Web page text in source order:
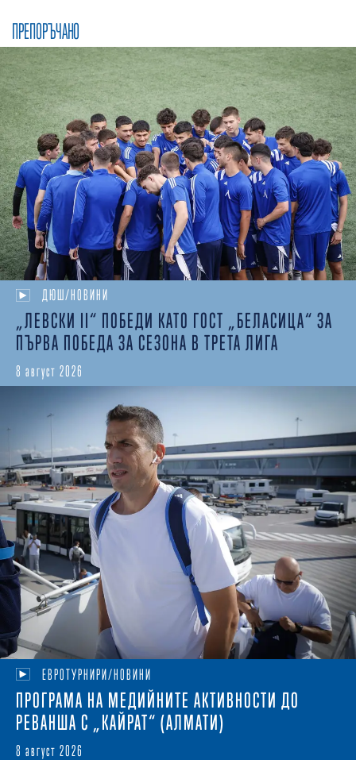
ПРЕПОРЪЧАНО
ДЮШ/НОВИНИ
„ЛЕВСКИ II“ ПОБЕДИ КАТО ГОСТ „БЕЛАСИЦА“ ЗА
ПЪРВА ПОБЕДА ЗА СЕЗОНА В ТРЕТА ЛИГА
8 август 2026
ЕВРОТУРНИРИ/НОВИНИ
ПРОГРАМА НА МЕДИЙНИТЕ АКТИВНОСТИ ДО
РЕВАНША С „КАЙРАТ“ (АЛМАТИ)
8 август 2026